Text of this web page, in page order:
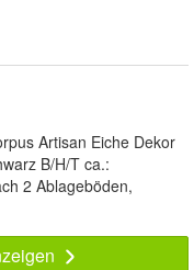
Artisan Eiche Dekor
B/H/T ca.:
2 Ablageböden,